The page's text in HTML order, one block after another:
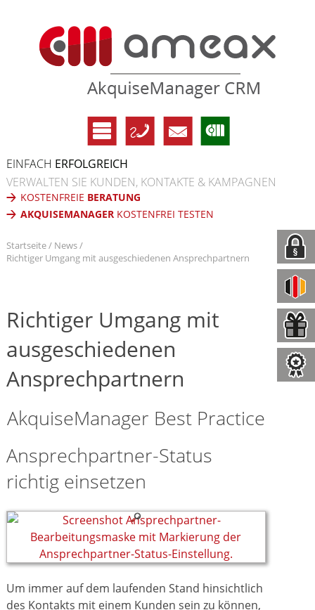
EINFACH ERFOLGREICH
VERWALTEN SIE KUNDEN, KONTAKTE & KAMPAGNEN
KOSTENFREIE BERATUNG
AKQUISEMANAGERKOSTENFREI TESTEN
Startseite
News
Richtiger Umgang mit ausgeschiedenen Ansprechpartnern
Richtiger Umgang mit
ausgeschiedenen
Ansprechpartnern
AkquiseManager Best Practice
Ansprechpartner-Status
richtig einsetzen
Um immer auf dem laufenden Stand hinsichtlich
des Kontakts mit einem Kunden sein zu können,